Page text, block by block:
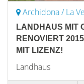
Archidona / La
LANDHAUS MIT
RENOVIERT
MIT LIZENZ!
Landhaus